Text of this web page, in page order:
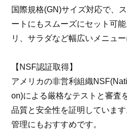
国際規格(GN)サイズ対応で、
ートにもスムーズにセット可
リ、サラダなど幅広いメニュー
【NSF認証取得】
アメリカの非営利組織
on)による厳格なテストと審査
品質と安全性を証明していま
管理にもおすすめです。